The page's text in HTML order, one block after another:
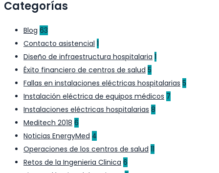
Categorías
Blog 63
Contacto asistencial 1
Diseño de infraestructura hospitalaria 1
Éxito financiero de centros de salud 5
Fallas en instalaciones eléctricas hospitalarias 5
Instalación eléctrica de equipos médicos 7
Instalaciones eléctricas hospitalarias 8
Meditech 2018 6
Noticias EnergyMed 4
Operaciones de los centros de salud 11
Retos de la Ingenieria Clinica 6